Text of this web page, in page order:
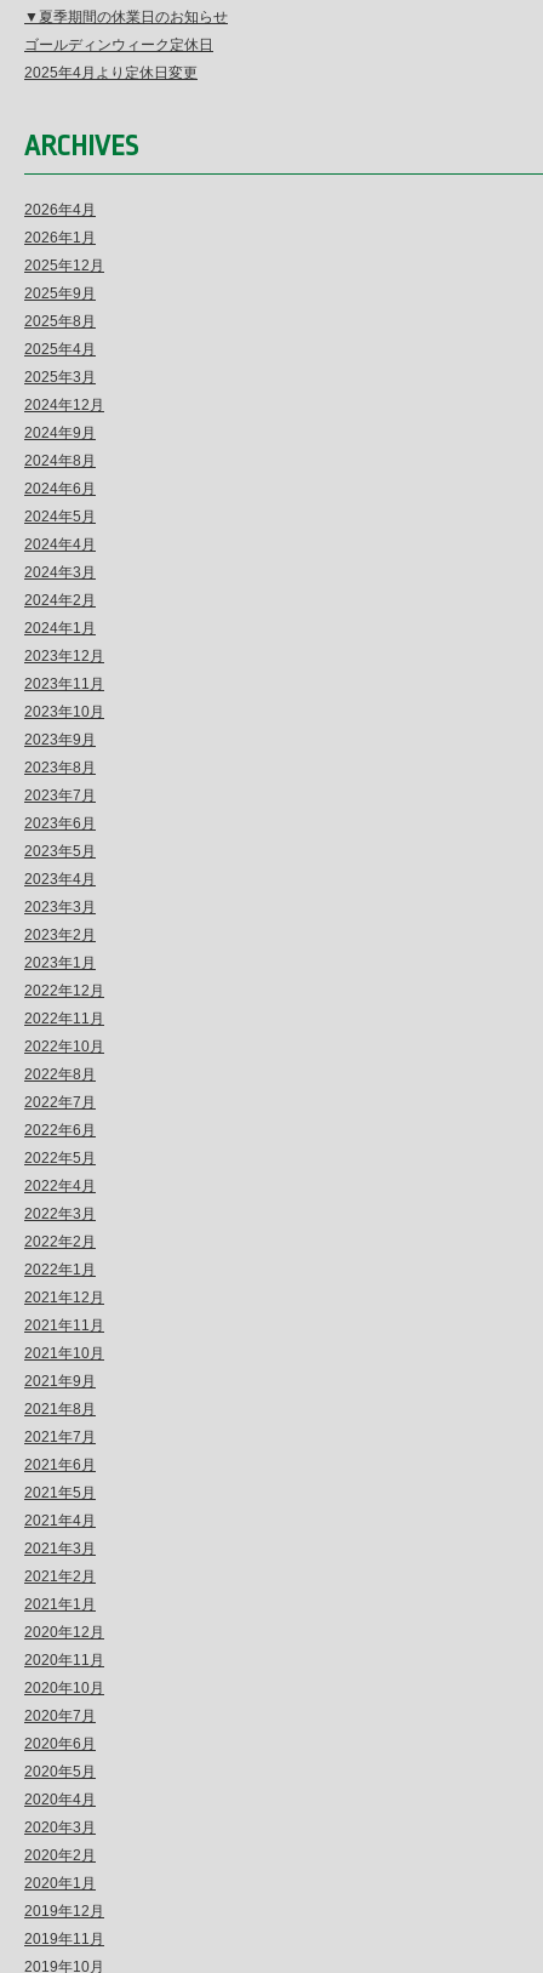
▼夏季期間の休業日のお知らせ
ゴールディンウィーク定休日
2025年4月より定休日変更
ARCHIVES
2026年4月
2026年1月
2025年12月
2025年9月
2025年8月
2025年4月
2025年3月
2024年12月
2024年9月
2024年8月
2024年6月
2024年5月
2024年4月
2024年3月
2024年2月
2024年1月
2023年12月
2023年11月
2023年10月
2023年9月
2023年8月
2023年7月
2023年6月
2023年5月
2023年4月
2023年3月
2023年2月
2023年1月
2022年12月
2022年11月
2022年10月
2022年8月
2022年7月
2022年6月
2022年5月
2022年4月
2022年3月
2022年2月
2022年1月
2021年12月
2021年11月
2021年10月
2021年9月
2021年8月
2021年7月
2021年6月
2021年5月
2021年4月
2021年3月
2021年2月
2021年1月
2020年12月
2020年11月
2020年10月
2020年7月
2020年6月
2020年5月
2020年4月
2020年3月
2020年2月
2020年1月
2019年12月
2019年11月
2019年10月